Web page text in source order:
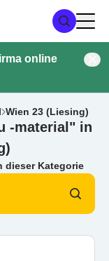
online
Wien 23 (Liesing)
-material" in
dieser Kategorie